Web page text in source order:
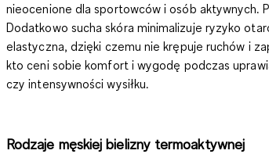
nieocenione dla sportowców i osób aktywnych.
Dodatkowo sucha skóra minimalizuje ryzyko
elastyczna, dzięki czemu nie krępuje ruchów i
kto ceni sobie komfort i wygodę podczas
czy intensywności wysiłku.
Rodzaje męskiej bielizny termoaktywnej